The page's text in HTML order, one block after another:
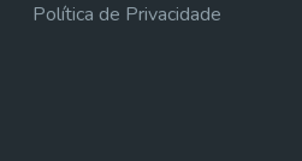
Política de Privacidade